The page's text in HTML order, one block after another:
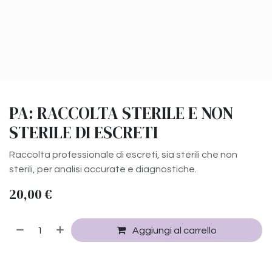
PA: RACCOLTA STERILE E NON
STERILE DI ESCRETI
Raccolta professionale di escreti, sia sterili che non
sterili, per analisi accurate e diagnostiche.
20,00 €
Aggiungi al carrello